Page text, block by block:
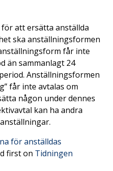
att ersätta anställda
ska anställningsformen
får inte
än sammanlagt 24
Anställningsformen
får inte avtalas om
någon under dennes
kan ha andra
för anställdas
first on Tidningen